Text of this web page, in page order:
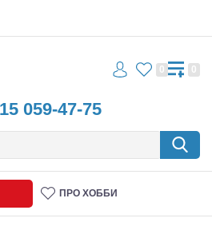
059-47-75
0 0
ПРО ХОББИ